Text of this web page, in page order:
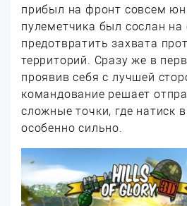
прибыл на фронт совсем
пулеметчика был сослан на
предотвратить захвата
территорий. Сразу же в
проявив себя с лучшей
командование решает
сложные точки, где натиск
особенно сильно.